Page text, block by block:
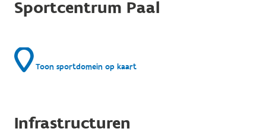
Sportcentrum Paal
Toon sportdomein op kaart
Infrastructuren